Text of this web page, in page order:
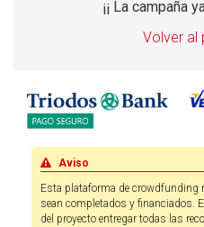
¡¡ La campaña
Volver al
Aviso
Esta plataforma de crowdfunding
sean completados y financiados.
del proyecto entregar todas las